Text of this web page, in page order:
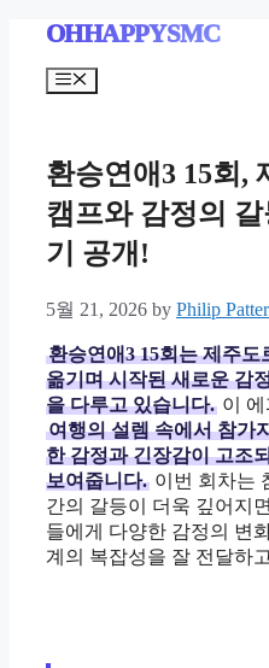
content
OHHAPPYSMC
Menu
환승연애3 15회,
캠프와 감정의
기 공개!
5월 21, 2026 by Philip
환승연애3 15회는 제주도
옮기며 시작된 새로운 감
을 다루고 있습니다. 이
여행의 설렘 속에서 참가
한 감정과 긴장감이 고조
보여줍니다. 이번 회차는
간의 갈등이 더욱 깊어지
들에게 다양한 감정의 변
계의 복잡성을 잘 전달하